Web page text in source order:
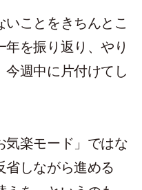
ことをきちんとこ
を振り返り、やり
週中に片付けてし
気楽モード」ではな
省しながら進める